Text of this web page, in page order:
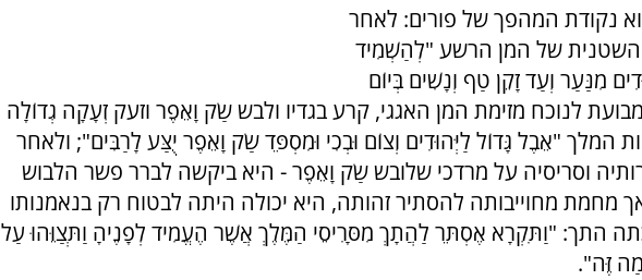
נקודת המהפך של פורים: לאחר
השטנית של המן הרשע "לְהַשְׁמִיד
מִנַּעַר וְעַד זָקֵן טַף וְנָשִׁים בְּיוֹם
לנוכח מזימת המן האגגי, קרע בגדיו ולבש שַׂק וָאֵפֶר וזעק זְעָקָה גְדוֹלָה
המלך "אֵבֶל גָּדוֹל לַיְּהוּדִים וְצוֹם וּבְכִי וּמִסְפֵּד שַׂק וָאֵפֶר יֻצַּע לָרַבִּים"; ולאחר
וסריסיה על מרדכי שלובש שַׂק וָאֵפֶר - היא ביקשה לברר פשר הלבוש
מחמת מחוייבותה להסתיר זהותה, היא יכולה היתה לבטוח רק בנאמנותו
התך: "וַתִּקְרָא אֶסְתֵּר לַהֲתָךְ מִסָּרִיסֵי הַמֶּלֶךְ אֲשֶׁר הֶעֱמִיד לְפָנֶיהָ וַתְּצַוֵּהוּ עַל
זֶּה".